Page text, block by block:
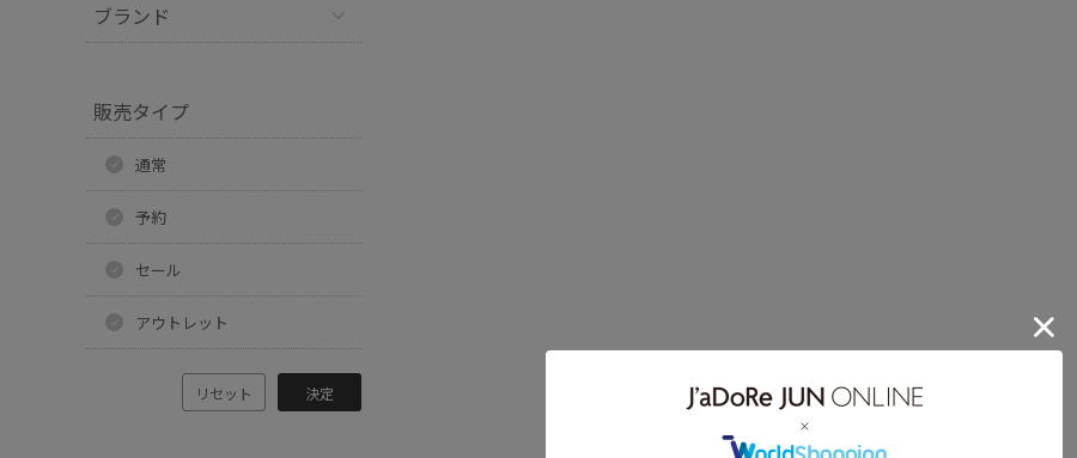
ブランド
販売タイプ
通常
予約
セール
アウトレット
リセット 決定